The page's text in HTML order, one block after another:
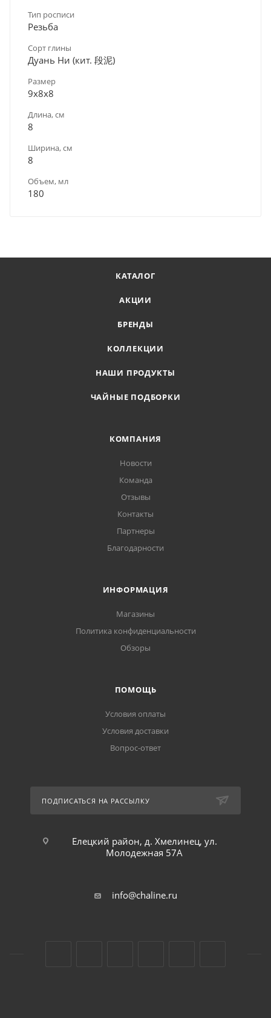
Тип росписи
Резьба
Сорт глины
Дуань Ни (кит. 段泥)
Размер
9х8х8
Длина, см
8
Ширина, см
8
Объем, мл
180
КАТАЛОГ
АКЦИИ
БРЕНДЫ
КОЛЛЕКЦИИ
НАШИ ПРОДУКТЫ
ЧАЙНЫЕ ПОДБОРКИ
КОМПАНИЯ
Новости
Команда
Отзывы
Контакты
Партнеры
Благодарности
ИНФОРМАЦИЯ
Магазины
Политика конфиденциальности
Обзоры
ПОМОЩЬ
Условия оплаты
Условия доставки
Вопрос-ответ
ПОДПИСАТЬСЯ НА РАССЫЛКУ
Елецкий район, д. Хмелинец, ул.
Молодежная 57А
info@chaline.ru